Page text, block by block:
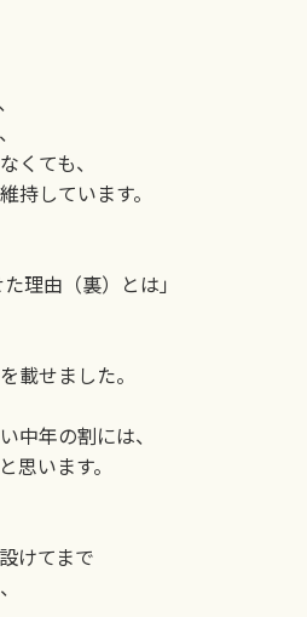
くても、
持しています。
理由（裏）とは」
載せました。
中年の割には、
思います。
けてまで